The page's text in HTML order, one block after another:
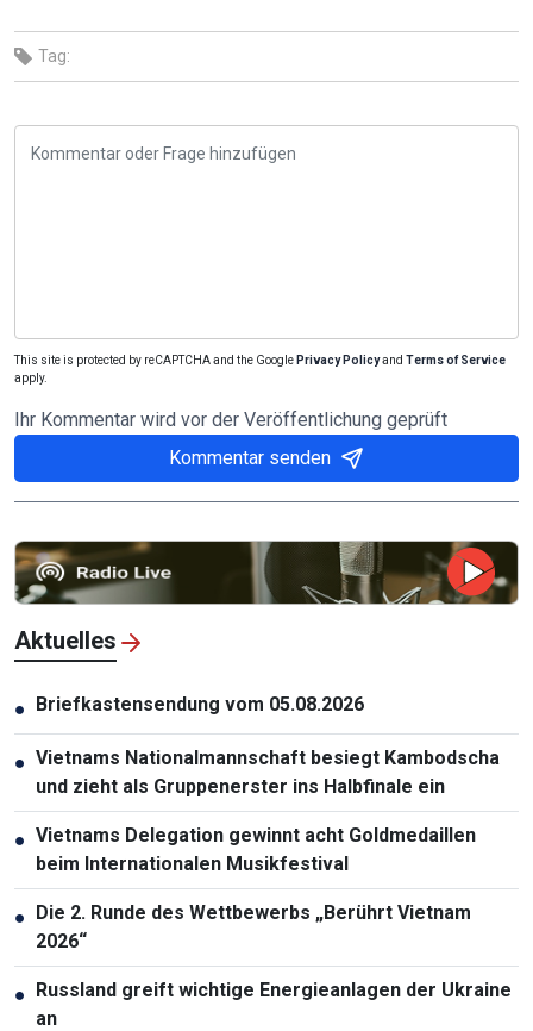
Tag:
This site is protected by reCAPTCHA and the Google Privacy Policyand Terms of Service
apply.
Ihr Kommentar wird vor der Veröffentlichung geprüft
Kommentar senden
Aktuelles
● Briefkastensendung vom 05.08.2026
● Vietnams Nationalmannschaft besiegt Kambodscha
und zieht als Gruppenerster ins Halbfinale ein
● Vietnams Delegation gewinnt acht Goldmedaillen
beim Internationalen Musikfestival
● Die 2. Runde des Wettbewerbs „Berührt Vietnam
2026“
● Russland greift wichtige Energieanlagen der Ukraine
an